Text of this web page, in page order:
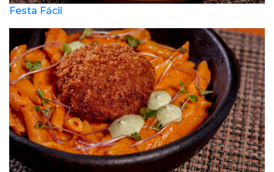
Festa Fácil